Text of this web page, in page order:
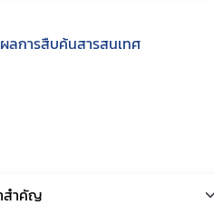
ผลการสืบค้นสารสนเทศ